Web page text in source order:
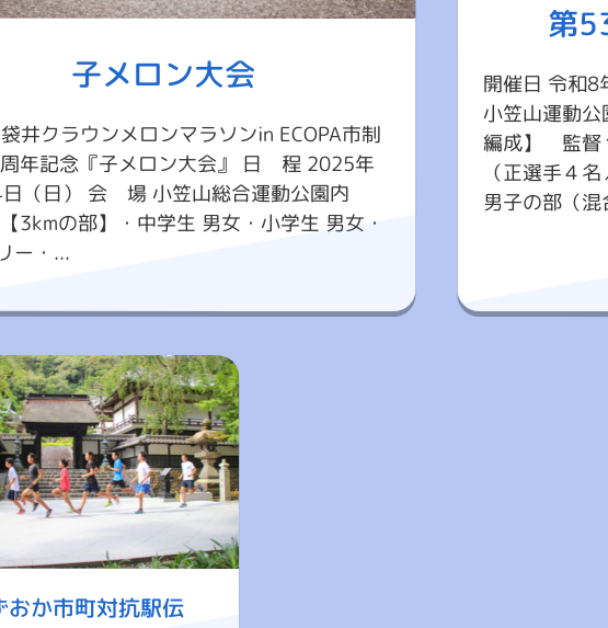
子メロン大会
井クラウンメロンマラソンin ECOPA市制
年記念『子メロン大会』 日 程 2025年
（日） 会 場 小笠山総合運動公園内
3kmの部】・中学生 男女・小学生 男女・
ー・...
第
開催日 令和
小笠山運動
編成】 監督
（正選手４
男子の部（
おか市町対抗駅伝